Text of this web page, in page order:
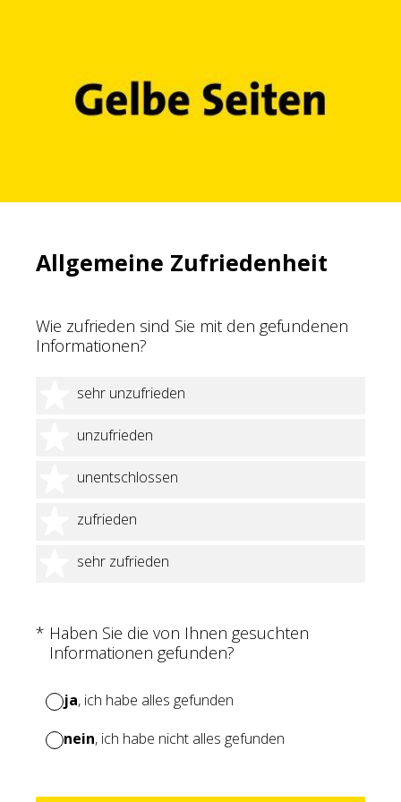
Allgemeine Zufriedenheit
Wie zufrieden sind Sie mit den gefundenen
Informationen?
sehr unzufrieden
1 Stern
unzufrieden
2 Sterne
unentschlossen
3 Sterne
zufrieden
4 Sterne
sehr zufrieden
5 Sterne
* Haben Sie die von Ihnen gesuchten
Informationen gefunden?
(Erforderlich.)
ja, ich habe alles gefunden
nein, ich habe nicht alles gefunden